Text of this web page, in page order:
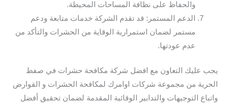
والحفاظ على نظافة المساحات المحيطة.
الدعم المستمر: قد تقدم الشركة خدمات متابعة ودعم
مستمر لضمان استمرارية الوقاية من الحشرات والتأكد من
عدم عودتها.
يجب عليك التعاون مع افضل شركة مكافحة حشرات في صفط
الحرية من مجموعة شركات اوامرك لمكافحة الحشرات و القوارض
واتباع التوجيهات والتدابير الوقائية المقدمة لضمان تحقيق أفضل